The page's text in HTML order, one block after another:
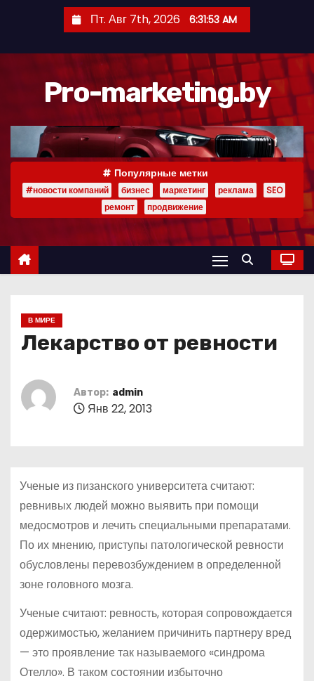
р
Пт. Авг 7th, 2026 6:31:54 AM
Pro-marketing.by
Популярные метки
#новости компаний бизнес маркетинг реклама
SEO
ремонт
продвижение
В МИРЕ
Лекарство от ревности
Автор: admin
Янв 22, 2013
Ученые из пизанского университета считают:
ревнивых людей можно выявить при помощи
медосмотров и лечить специальными препаратами.
По их мнению, приступы патологической ревности
обусловлены перевозбуждением в определенной
зоне головного мозга.
Ученые считают: ревность, которая сопровождается
одержимостью, желанием причинить партнеру вред
— это проявление так называемого «синдрома
Отелло». В таком состоянии избыточно